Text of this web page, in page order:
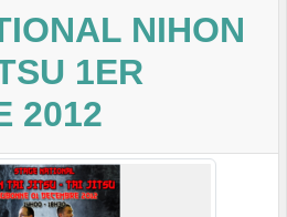
NIHON
1ER
2012